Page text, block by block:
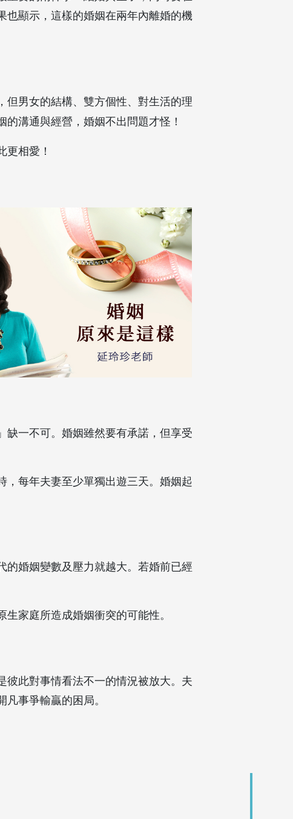
也顯示，這樣的婚姻在兩年內離婚的機
但男女的結構、雙方個性、對生活的理
溝通與經營，婚姻不出問題才怪！
相愛！
缺一不可。婚姻雖然要有承諾，但享受
，每年夫妻至少單獨出遊三天。婚姻起
的婚姻變數及壓力就越大。若婚前已經
家庭所造成婚姻衝突的可能性。
彼此對事情看法不一的情況被放大。夫
事爭輸贏的困局。